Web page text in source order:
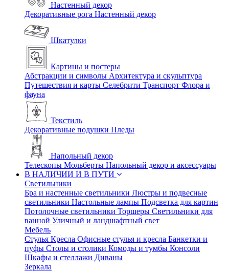
Настенный декор
Декоративные рога Настенный декор
Шкатулки
Картины и постеры
Абстракции и символы Архитектура и скульптура
Путешествия и карты Селебрити Транспорт Флора и
фауна
Текстиль
Декоративные подушки Пледы
Напольный декор
Телескопы Мольберты Напольный декор и аксессуары
В НАЛИЧИИ И В ПУТИ
Светильники
Бра и настенные светильники Люстры и подвесные
светильники Настольные лампы Подсветка для картин
Потолочные светильники Торшеры Светильники для
ванной Уличный и ландшафтный свет
Мебель
Стулья Кресла Офисные стулья и кресла Банкетки и
пуфы Столы и столики Комоды и тумбы Консоли
Шкафы и стеллажи Диваны
Зеркала